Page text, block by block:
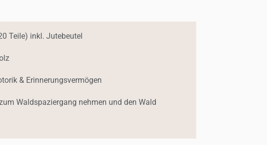
Teile) inkl. Jutebeutel
& Erinnerungsvermögen
Waldspaziergang nehmen und den Wald